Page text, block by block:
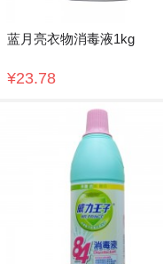
蓝月亮衣物消毒液1kg
¥23.78